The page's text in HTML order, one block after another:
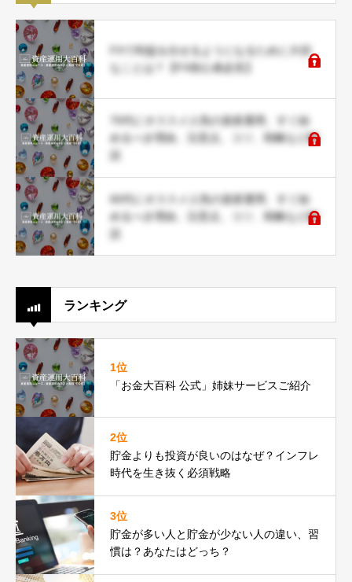
FXで利益を出せるようになるために大切
なことは？【FX初心者必見】
70代にオススメ人気の資産運用、すぐ始
めるべき理由、注意点、コツ、戦略など解
60代にオススメ人気の資産運用、すぐ始
めるべき理由、注意点、コツ、戦略など解
ランキング
1位
「お金大百科 公式」姉妹サービスご紹介
2位
貯金よりも投資が良いのはなぜ？インフレ
時代を生き抜く必須戦略
3位
貯金が多い人と貯金が少ない人の違い、習
慣は？あなたはどっち？